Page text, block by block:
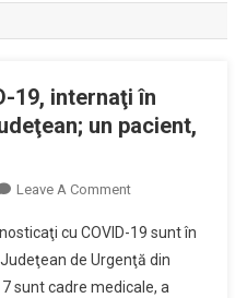
19, internaţi în
un pacient,
Leave A CommentOn
Pacienţi
Cu
COVID-
cu COVID-19 sunt în
de Urgenţă din
sunt cadre medicale, a